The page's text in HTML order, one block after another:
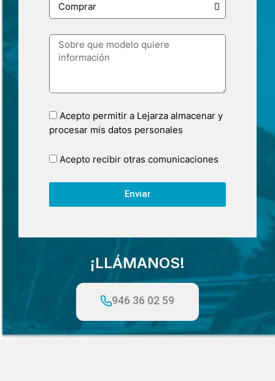
Acepto permitir a Lejarza almacenar y
procesar mis datos personales
Acepto recibir otras comunicaciones
Enviar
¡LLÁMANOS!
946 36 02 59